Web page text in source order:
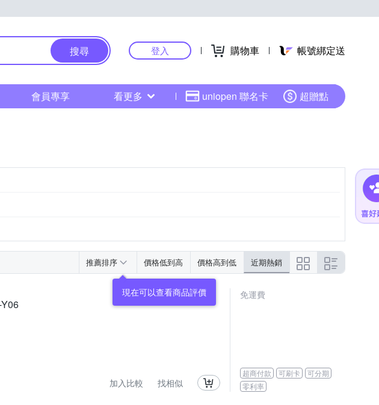
搜尋 登入 購物車 帳號綁定送
會員專享 看更多 uniopen 聯名卡 超贈點
推薦排序 價格低到高 價格高到低 近期熱銷
現在可以查看商品評價
加入比較 找相似
免運費
超商付款 可刷卡
可分期
零利率